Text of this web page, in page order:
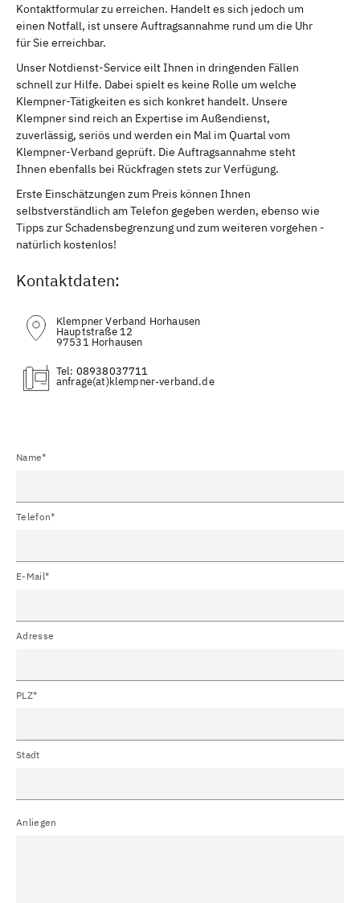
Kontaktformular zu erreichen. Handelt es sich jedoch um
einen Notfall, ist unsere Auftragsannahme rund um die Uhr
für Sie erreichbar.
Unser Notdienst-Service eilt Ihnen in dringenden Fällen
schnell zur Hilfe. Dabei spielt es keine Rolle um welche
Klempner-Tätigkeiten es sich konkret handelt. Unsere
Klempner sind reich an Expertise im Außendienst,
zuverlässig, seriös und werden ein Mal im Quartal vom
Klempner-Verband geprüft. Die Auftragsannahme steht
Ihnen ebenfalls bei Rückfragen stets zur Verfügung.
Erste Einschätzungen zum Preis können Ihnen
selbstverständlich am Telefon gegeben werden, ebenso wie
Tipps zur Schadensbegrenzung und zum weiteren vorgehen -
natürlich kostenlos!
Kontaktdaten:
Klempner Verband Horhausen
Hauptstraße 12
97531 Horhausen
Tel: 08938037711
(at)
Name*
Telefon*
E-Mail*
Adresse
PLZ*
Stadt
Anliegen